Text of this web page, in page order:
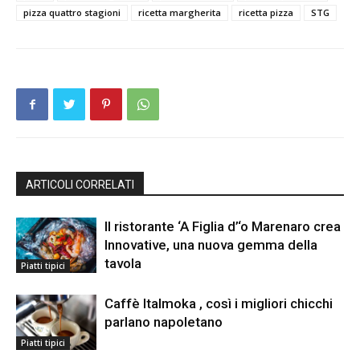
pizza quattro stagioni
ricetta margherita ricetta pizza STG
ARTICOLI CORRELATI
Piatti tipici
Il ristorante ‘A Figlia d’‘o Marenaro crea
Innovative, una nuova gemma della
tavola
Piatti tipici
Caffè Italmoka , così i migliori chicchi
parlano napoletano